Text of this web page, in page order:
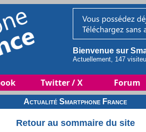
Bienvenue sur
Actuellement, 147
Twitter / X Forum
Actualité Smartphone France
Retour au sommaire du site